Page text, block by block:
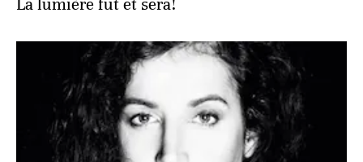
La lumière fut et sera!